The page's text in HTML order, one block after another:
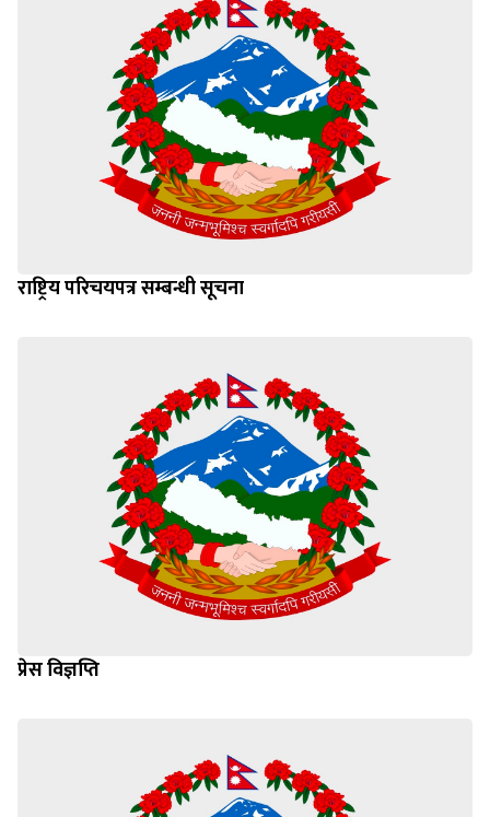
राष्ट्रिय परिचयपत्र सम्बन्धी सूचना
प्रेस विज्ञप्ति